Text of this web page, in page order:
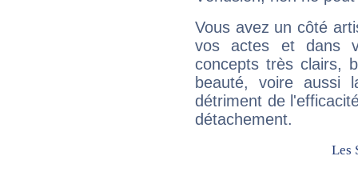
Vous avez un côté
vos actes et dans
concepts très clairs,
beauté, voire aussi
détriment de
détachement.